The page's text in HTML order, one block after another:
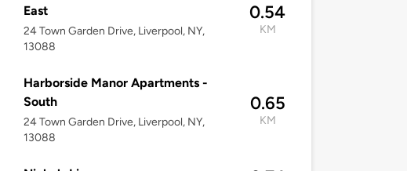
East
24 Town Garden Drive, Liverpool, NY,
13088
0.54
KM
Harborside Manor Apartments -
South
24 Town Garden Drive, Liverpool, NY,
13088
0.65
KM